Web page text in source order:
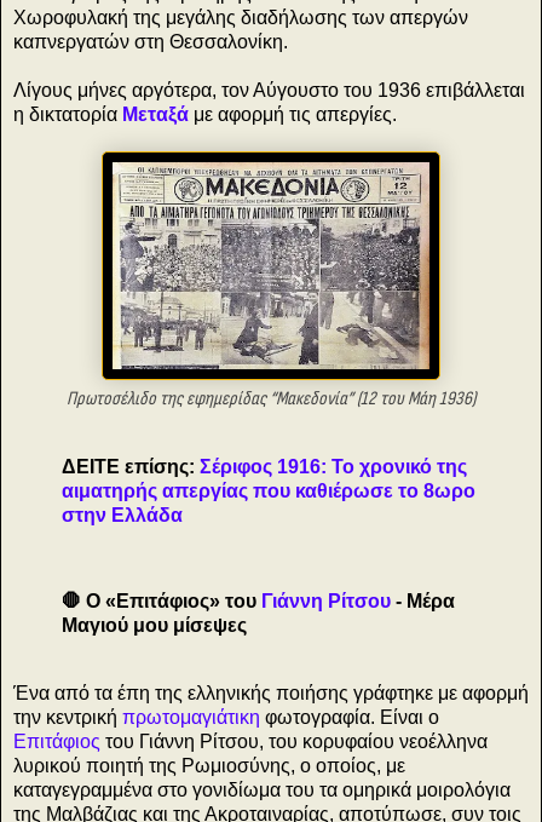
Χωροφυλακή της μεγάλης διαδήλωσης των απεργών
καπνεργατών στη Θεσσαλονίκη.
Λίγους μήνες αργότερα, τον Αύγουστο του 1936 επιβάλλεται
η δικτατορία Μεταξά με αφορμή τις απεργίες.
Πρωτοσέλιδο της εφημερίδας “Μακεδονία” (12 του Μάη 1936)
ΔΕΙΤΕ επίσης: Σέριφος 1916: Το χρονικό της
αιματηρής απεργίας που καθιέρωσε το 8ωρο
στην Ελλάδα
🛑 Ο «Επιτάφιος» του Γιάννη Ρίτσου - Μέρα
Μαγιού μου μίσεψες
Ένα από τα έπη της ελληνικής ποιήσης γράφτηκε με αφορμή
την κεντρική πρωτομαγιάτικη φωτογραφία. Είναι ο
Επιτάφιος του Γιάννη Ρίτσου, του κορυφαίου νεοέλληνα
λυρικού ποιητή της Ρωμιοσύνης, ο οποίος, με
καταγεγραμμένα στο γονιδίωμα του τα ομηρικά μοιρολόγια
της Μαλβάζιας και της Ακροταιναρίας, αποτύπωσε, συν τοις